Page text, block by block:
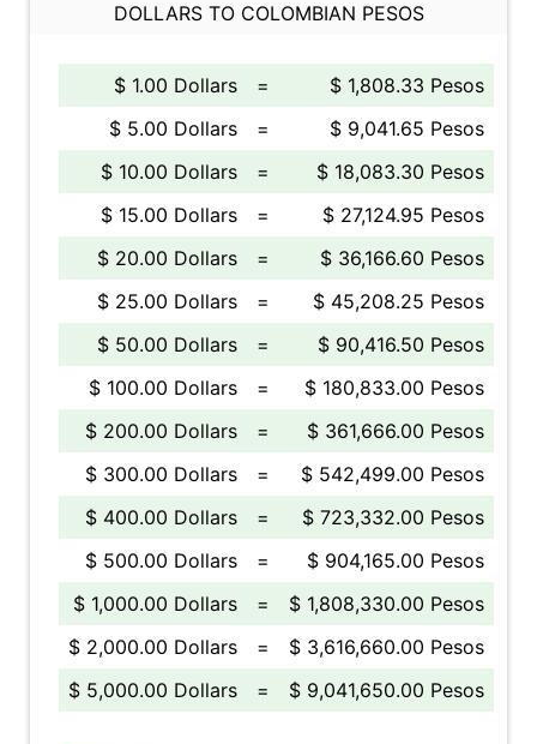
DOLLARS TO COLOMBIAN PESOS
$ 1.00 Dollars =
$ 1,808.33 Pesos
$ 5.00 Dollars
=
$ 9,041.65 Pesos
$ 10.00 Dollars
=
$ 18,083.30 Pesos
$ 15.00 Dollars
=
$ 27,124.95 Pesos
$ 20.00 Dollars
=
$ 36,166.60 Pesos
$ 25.00 Dollars
=
$ 45,208.25 Pesos
$ 50.00 Dollars
=
$ 90,416.50 Pesos
$ 100.00 Dollars
=
$ 180,833.00 Pesos
$ 200.00 Dollars
=
$ 361,666.00 Pesos
$ 300.00 Dollars
=
$ 542,499.00 Pesos
$ 400.00 Dollars
=
$ 723,332.00 Pesos
$ 500.00 Dollars
=
$ 904,165.00 Pesos
$ 1,000.00 Dollars
=
$ 1,808,330.00 Pesos
$ 2,000.00 Dollars
=
$ 3,616,660.00 Pesos
$ 5,000.00 Dollars
= $ 9,041,650.00 Pesos